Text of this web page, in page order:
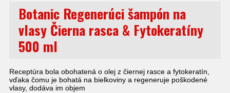
Botanic Regenerúci šampón na
vlasy Čierna rasca & Fytokeratíny
500 ml
Receptúra bola obohatená o olej z čiernej rasce a fytokeratín,
vďaka čomu je bohatá na bielkoviny a regeneruje poškodené
vlasy, dodáva im objem